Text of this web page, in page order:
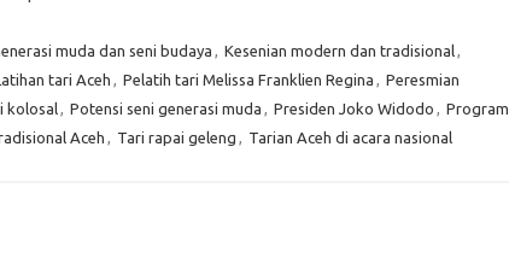
muda dan seni budaya Kesenian modern dan tradisional
tari Aceh Pelatih tari Melissa Franklien Regina
Peresmian
kolosal Potensi seni generasi muda Presiden Joko Widodo
Program
Aceh Tari rapai geleng Tarian Aceh di acara nasional